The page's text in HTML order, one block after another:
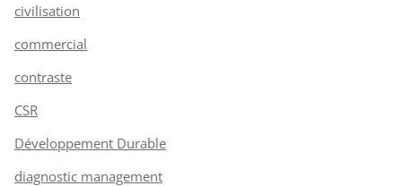
civilisation
commercial
contraste
CSR
Développement Durable
diagnostic management